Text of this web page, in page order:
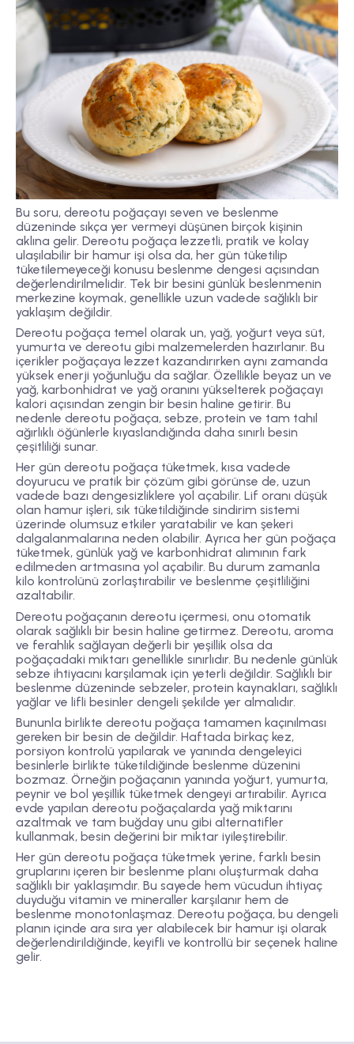
Bu soru, dereotu poğaçayı seven ve beslenme
düzeninde sıkça yer vermeyi düşünen birçok kişinin
aklına gelir. Dereotu poğaça lezzetli, pratik ve kolay
ulaşılabilir bir hamur işi olsa da, her gün tüketilip
tüketilemeyeceği konusu beslenme dengesi açısından
değerlendirilmelidir. Tek bir besini günlük beslenmenin
merkezine koymak, genellikle uzun vadede sağlıklı bir
yaklaşım değildir.
Dereotu poğaça temel olarak un, yağ, yoğurt veya süt,
yumurta ve dereotu gibi malzemelerden hazırlanır. Bu
içerikler poğaçaya lezzet kazandırırken aynı zamanda
yüksek enerji yoğunluğu da sağlar. Özellikle beyaz un ve
yağ, karbonhidrat ve yağ oranını yükselterek poğaçayı
kalori açısından zengin bir besin haline getirir. Bu
nedenle dereotu poğaça, sebze, protein ve tam tahıl
ağırlıklı öğünlerle kıyaslandığında daha sınırlı besin
çeşitliliği sunar.
Her gün dereotu poğaça tüketmek, kısa vadede
doyurucu ve pratik bir çözüm gibi görünse de, uzun
vadede bazı dengesizliklere yol açabilir. Lif oranı düşük
olan hamur işleri, sık tüketildiğinde sindirim sistemi
üzerinde olumsuz etkiler yaratabilir ve kan şekeri
dalgalanmalarına neden olabilir. Ayrıca her gün poğaça
tüketmek, günlük yağ ve karbonhidrat alımının fark
edilmeden artmasına yol açabilir. Bu durum zamanla
kilo kontrolünü zorlaştırabilir ve beslenme çeşitliliğini
azaltabilir.
Dereotu poğaçanın dereotu içermesi, onu otomatik
olarak sağlıklı bir besin haline getirmez. Dereotu, aroma
ve ferahlık sağlayan değerli bir yeşillik olsa da
poğaçadaki miktarı genellikle sınırlıdır. Bu nedenle günlük
sebze ihtiyacını karşılamak için yeterli değildir. Sağlıklı bir
beslenme düzeninde sebzeler, protein kaynakları, sağlıklı
yağlar ve lifli besinler dengeli şekilde yer almalıdır.
Bununla birlikte dereotu poğaça tamamen kaçınılması
gereken bir besin de değildir. Haftada birkaç kez,
porsiyon kontrolü yapılarak ve yanında dengeleyici
besinlerle birlikte tüketildiğinde beslenme düzenini
bozmaz. Örneğin poğaçanın yanında yoğurt, yumurta,
peynir ve bol yeşillik tüketmek dengeyi artırabilir. Ayrıca
evde yapılan dereotu poğaçalarda yağ miktarını
azaltmak ve tam buğday unu gibi alternatifler
kullanmak, besin değerini bir miktar iyileştirebilir.
Her gün dereotu poğaça tüketmek yerine, farklı besin
gruplarını içeren bir beslenme planı oluşturmak daha
sağlıklı bir yaklaşımdır. Bu sayede hem vücudun ihtiyaç
duyduğu vitamin ve mineraller karşılanır hem de
beslenme monotonlaşmaz. Dereotu poğaça, bu dengeli
planın içinde ara sıra yer alabilecek bir hamur işi olarak
değerlendirildiğinde, keyifli ve kontrollü bir seçenek haline
gelir.